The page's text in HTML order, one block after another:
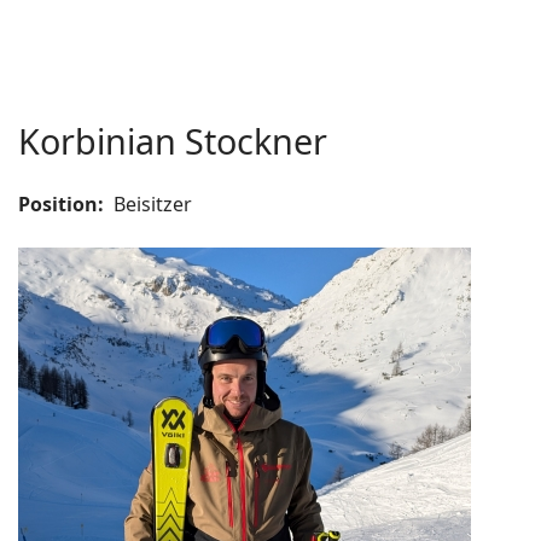
Korbinian Stockner
Position: Beisitzer